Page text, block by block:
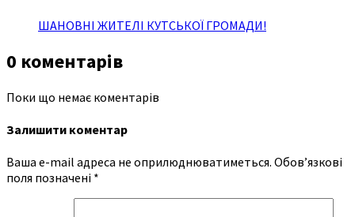
ШАНОВНІ ЖИТЕЛІ КУТСЬКОЇ ГРОМАДИ!
0 коментарів
Поки що немає коментарів
Залишити коментар
Ваша e-mail адреса не оприлюднюватиметься. Обов’язкові
поля позначені *